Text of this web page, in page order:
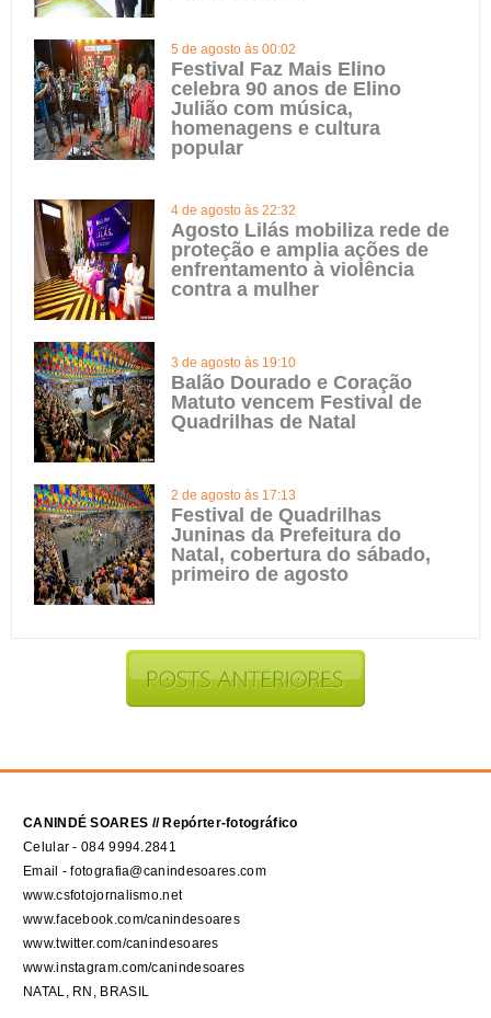
5 de agosto às 00:02
Festival Faz Mais Elino
celebra 90 anos de Elino
Julião com música,
homenagens e cultura
popular
4 de agosto às 22:32
Agosto Lilás mobiliza rede de
proteção e amplia ações de
enfrentamento à violência
contra a mulher
3 de agosto às 19:10
Balão Dourado e Coração
Matuto vencem Festival de
Quadrilhas de Natal
2 de agosto às 17:13
Festival de Quadrilhas
Juninas da Prefeitura do
Natal, cobertura do sábado,
primeiro de agosto
CANINDÉ SOARES // Repórter-fotográfico
Celular - 084 9994.2841
Email - fotografia@canindesoares.com
www.csfotojornalismo.net
www.facebook.com/canindesoares
www.twitter.com/canindesoares
www.instagram.com/canindesoares
NATAL, RN, BRASIL